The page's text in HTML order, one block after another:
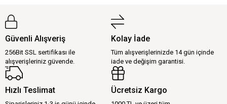
Güvenli Alışveriş
256Bit SSL sertifikası ile
alışverişleriniz güvende.
Kolay İade
Tüm alışverişlerinizde 14 gün içinde
iade ve değişim garantisi.
Hızlı Teslimat Ücretsiz Kargo